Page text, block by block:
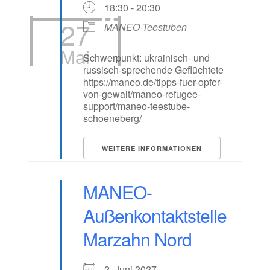
27
Mai
18:30 - 20:30
MANEO-Teestuben
Schwerpunkt: ukrainisch- und
russisch-sprechende Geflüchtete
https://maneo.de/tipps-fuer-opfer-
von-gewalt/maneo-refugee-
support/maneo-teestube-
schoeneberg/
WEITERE INFORMATIONEN
MANEO-
Außenkontaktstelle
Marzahn Nord